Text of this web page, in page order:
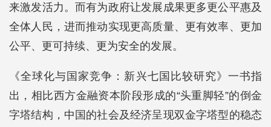
来激发活力。而有为政府让发展成果更多更公平惠及
全体人民，进而推动实现更高质量、更有效率、更加
公平、更可持续、更为安全的发展。
《全球化与国家竞争：新兴七国比较研究》一书指
出，相比西方金融资本阶段形成的“头重脚轻”的倒金
字塔结构，中国的社会及经济呈现双金字塔型的稳态